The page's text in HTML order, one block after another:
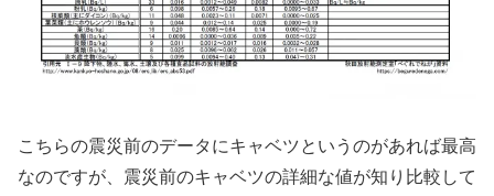
こちらの震災前のデータにキャベツというのがあれば最高
なのですが、震災前のキャベツの詳細な値が知り比較して